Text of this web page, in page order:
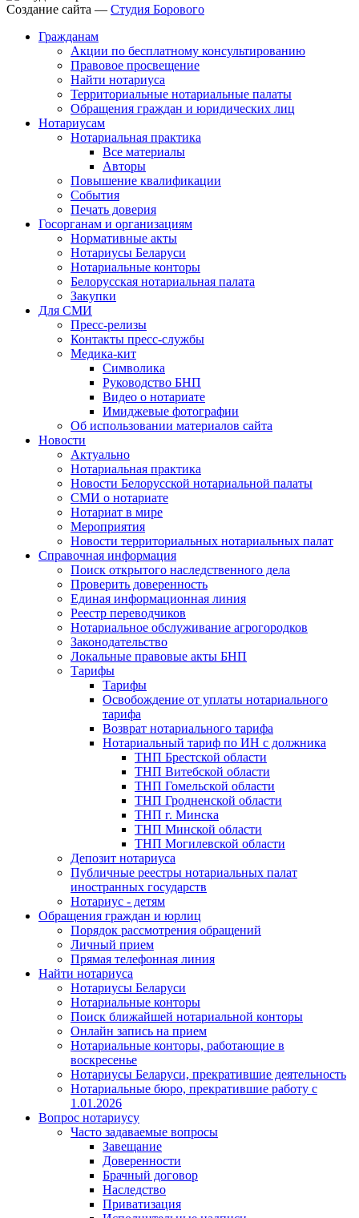
Создание сайта — Студия Борового
Гражданам
Акции по бесплатному консультированию
Правовое просвещение
Найти нотариуса
Территориальные нотариальные палаты
Обращения граждан и юридических лиц
Нотариусам
Нотариальная практика
Все материалы
Авторы
Повышение квалификации
События
Печать доверия
Госорганам и организациям
Нормативные акты
Нотариусы Беларуси
Нотариальные конторы
Белорусская нотариальная палата
Закупки
Для СМИ
Пресс-релизы
Контакты пресс-службы
Медика-кит
Символика
Руководство БНП
Видео о нотариате
Имиджевые фотографии
Об использовании материалов сайта
Новости
Актуально
Нотариальная практика
Новости Белорусской нотариальной палаты
СМИ о нотариате
Нотариат в мире
Мероприятия
Новости территориальных нотариальных палат
Справочная информация
Поиск открытого наследственного дела
Проверить доверенность
Единая информационная линия
Реестр переводчиков
Нотариальное обслуживание агрогородков
Законодательство
Локальные правовые акты БНП
Тарифы
Тарифы
Освобождение от уплаты нотариального
тарифа
Возврат нотариального тарифа
Нотариальный тариф по ИН с должника
ТНП Брестской области
ТНП Витебской области
ТНП Гомельской области
ТНП Гродненской области
ТНП г. Минска
ТНП Минской области
ТНП Могилевской области
Депозит нотариуса
Публичные реестры нотариальных палат
иностранных государств
Нотариус - детям
Обращения граждан и юрлиц
Порядок рассмотрения обращений
Личный прием
Прямая телефонная линия
Найти нотариуса
Нотариусы Беларуси
Нотариальные конторы
Поиск ближайшей нотариальной конторы
Онлайн запись на прием
Нотариальные конторы, работающие в
воскресенье
Нотариусы Беларуси, прекратившие деятельность
Нотариальные бюро, прекратившие работу с
1.01.2026
Вопрос нотариусу
Часто задаваемые вопросы
Завещание
Доверенности
Брачный договор
Наследство
Приватизация